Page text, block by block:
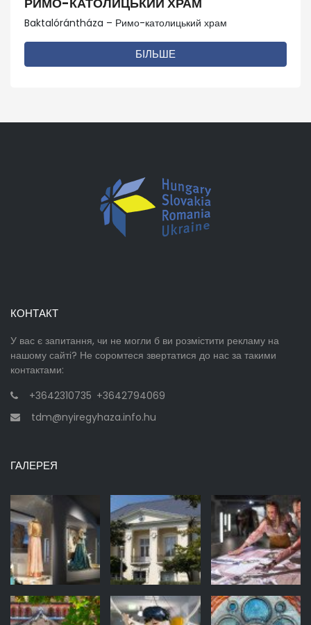
Baktalórántháza – Римо-католицький храм
БІЛЬШЕ
КОНТАКТ
У вас є запитання, чи не могли б ви розмістити рекламу на
нашому сайті? Не соромтеся звертатися до нас за такими
контактами:
+3642310735 +3642794069
tdm@nyiregyhaza.info.hu
ГАЛЕРЕЯ